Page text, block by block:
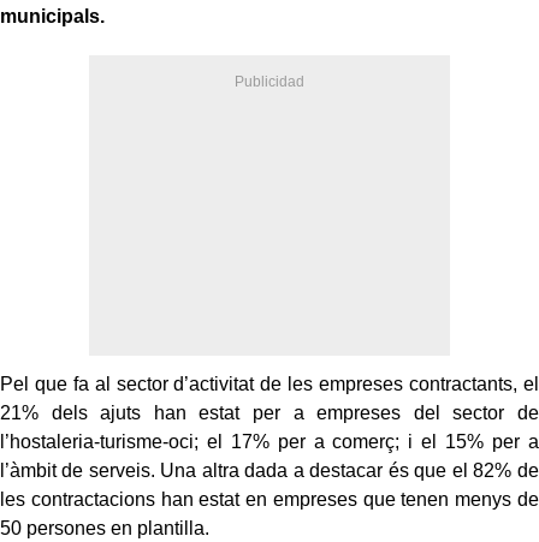
municipals.
Pel que fa al sector d’activitat de les empreses contractants, el
21% dels ajuts han estat per a empreses del sector de
l’hostaleria-turisme-oci; el 17% per a comerç; i el 15% per a
l’àmbit de serveis. Una altra dada a destacar és que el 82% de
les contractacions han estat en empreses que tenen menys de
50 persones en plantilla.